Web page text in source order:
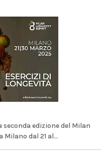
seconda edizione del Milan
dal 21 al...